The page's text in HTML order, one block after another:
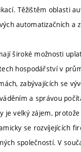
Těžištěm oblasti
automatizačních a
široké možnosti
hospodářství v
zabývajících se
a správou
je velký zájem,
se rozvíjejících
společností. V